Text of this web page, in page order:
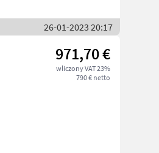
26-01-2023 20:17
971,70 €
wliczony VAT 23%
790 € netto